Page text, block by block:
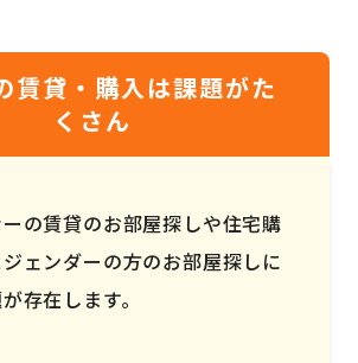
賃貸・購入は課題がた
くさん
の賃貸のお部屋探しや住宅購
ェンダーの方のお部屋探しに
存在します。